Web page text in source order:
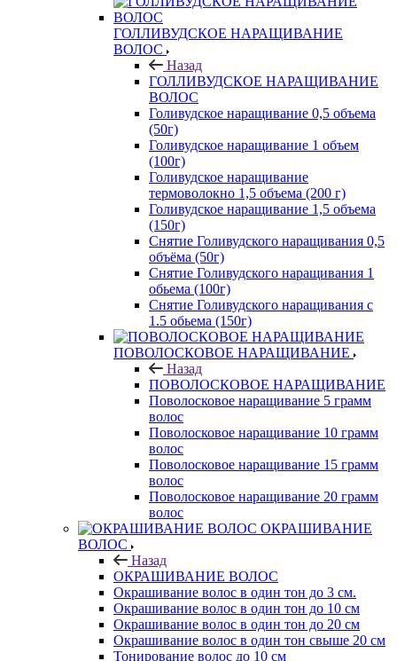
ГОЛЛИВУДСКОЕ НАРАЩИВАНИЕ
ВОЛОС
Назад
ГОЛЛИВУДСКОЕ НАРАЩИВАНИЕ
ВОЛОС
Голивудское наращивание 0,5 объема
(50г)
Голивудское наращивание 1 объем
(100г)
Голивудское наращивание
термоволокно 1,5 объема (200 г)
Голивудское наращивание 1,5 объема
(150г)
Снятие Голивудского наращивания 0,5
объёма (50г)
Снятие Голивудского наращивания 1
обьема (100г)
Снятие Голивудского наращивания с
1.5 обьема (150г)
ПОВОЛОСКОВОЕ НАРАЩИВАНИЕ
Назад
ПОВОЛОСКОВОЕ НАРАЩИВАНИЕ
Поволосковое наращивание 5 грамм
волос
Поволосковое наращивание 10 грамм
волос
Поволосковое наращивание 15 грамм
волос
Поволосковое наращивание 20 грамм
волос
ОКРАШИВАНИЕ
ВОЛОС
Назад
ОКРАШИВАНИЕ ВОЛОС
Окрашивание волос в один тон до 3 см.
Окрашивание волос в один тон до 10 см
Окрашивание волос в один тон до 20 см
Окрашивание волос в один тон свыше 20 см
Тонирование волос до 10 см